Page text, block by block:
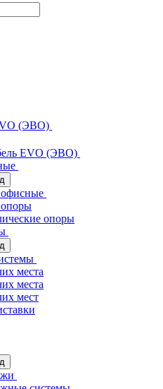
(ЭВО)
EVO (ЭВО)
опоры
места
места
мест